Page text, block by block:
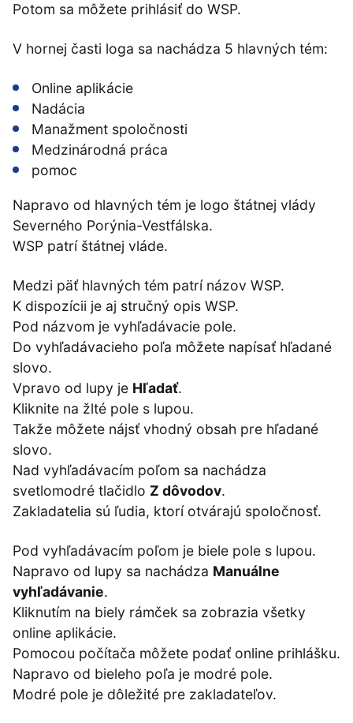
Potom sa môžete prihlásiť do WSP.
V hornej časti loga sa nachádza 5 hlavných tém:
Online aplikácie
Nadácia
Manažment spoločnosti
Medzinárodná práca
pomoc
Napravo od hlavných tém je logo štátnej vlády
Severného Porýnia-Vestfálska.
WSP patrí štátnej vláde.
Medzi päť hlavných tém patrí názov WSP.
K dispozícii je aj stručný opis WSP.
Pod názvom je vyhľadávacie pole.
Do vyhľadávacieho poľa môžete napísať hľadané
slovo.
Vpravo od lupy je Hľadať.
Kliknite na žlté pole s lupou.
Takže môžete nájsť vhodný obsah pre hľadané
slovo.
Nad vyhľadávacím poľom sa nachádza
svetlomodré tlačidlo Z dôvodov.
Zakladatelia sú ľudia, ktorí otvárajú spoločnosť.
Pod vyhľadávacím poľom je biele pole s lupou.
Napravo od lupy sa nachádza Manuálne
vyhľadávanie.
Kliknutím na biely rámček sa zobrazia všetky
online aplikácie.
Pomocou počítača môžete podať online prihlášku.
Napravo od bieleho poľa je modré pole.
Modré pole je dôležité pre zakladateľov.